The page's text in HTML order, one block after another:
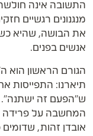
התשובה אינה
מנגנונים רגשיים
את הבושה, שהיא
אנשים בפנים.
הגורם הראשון הוא
תיארנו: התפייסות
ש"הפעם זה ישתנה".
המחשבה על פרידה
אובדן זהות, שדומים